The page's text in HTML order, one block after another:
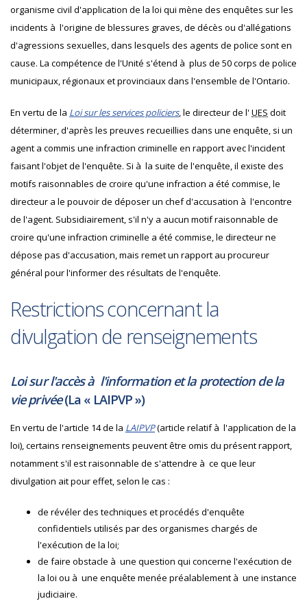
organisme civil d'application de la loi qui mène des enquêtes sur les
incidents à l'origine de blessures graves, de décès ou d'allégations
d'agressions sexuelles, dans lesquels des agents de police sont en
cause. La compétence de l'Unité s'étend à plus de 50 corps de police
municipaux, régionaux et provinciaux dans l'ensemble de l'Ontario.
En vertu de la Loi sur les services policiers, le directeur de l' UES doit
déterminer, d'après les preuves recueillies dans une enquête, si un
agent a commis une infraction criminelle en rapport avec l'incident
faisant l'objet de l'enquête. Si à la suite de l'enquête, il existe des
motifs raisonnables de croire qu'une infraction a été commise, le
directeur a le pouvoir de déposer un chef d'accusation à l'encontre
de l'agent. Subsidiairement, s'il n'y a aucun motif raisonnable de
croire qu'une infraction criminelle a été commise, le directeur ne
dépose pas d'accusation, mais remet un rapport au procureur
général pour l'informer des résultats de l'enquête.
Restrictions concernant la
divulgation de renseignements
Loi sur l'accès à l'information et la protection de la
vie privée(La « LAIPVP»)
En vertu de l'article 14 de la LAIPVP(article relatif à l'application de la
loi), certains renseignements peuvent être omis du présent rapport,
notamment s'il est raisonnable de s'attendre à ce que leur
divulgation ait pour effet, selon le cas :
de révéler des techniques et procédés d'enquête
confidentiels utilisés par des organismes chargés de
l'exécution de la loi;
de faire obstacle à une question qui concerne l'exécution de
la loi ou à une enquête menée préalablement à une instance
judiciaire.